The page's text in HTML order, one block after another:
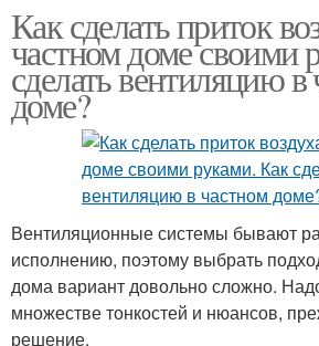
Как сделать приток
частном доме своими
сделать вентиляцию в
доме?
Вентиляционные системы бывают
исполнению, поэтому выбрать
дома вариант довольно сложно.
множестве тонкостей и нюансов,
решение.